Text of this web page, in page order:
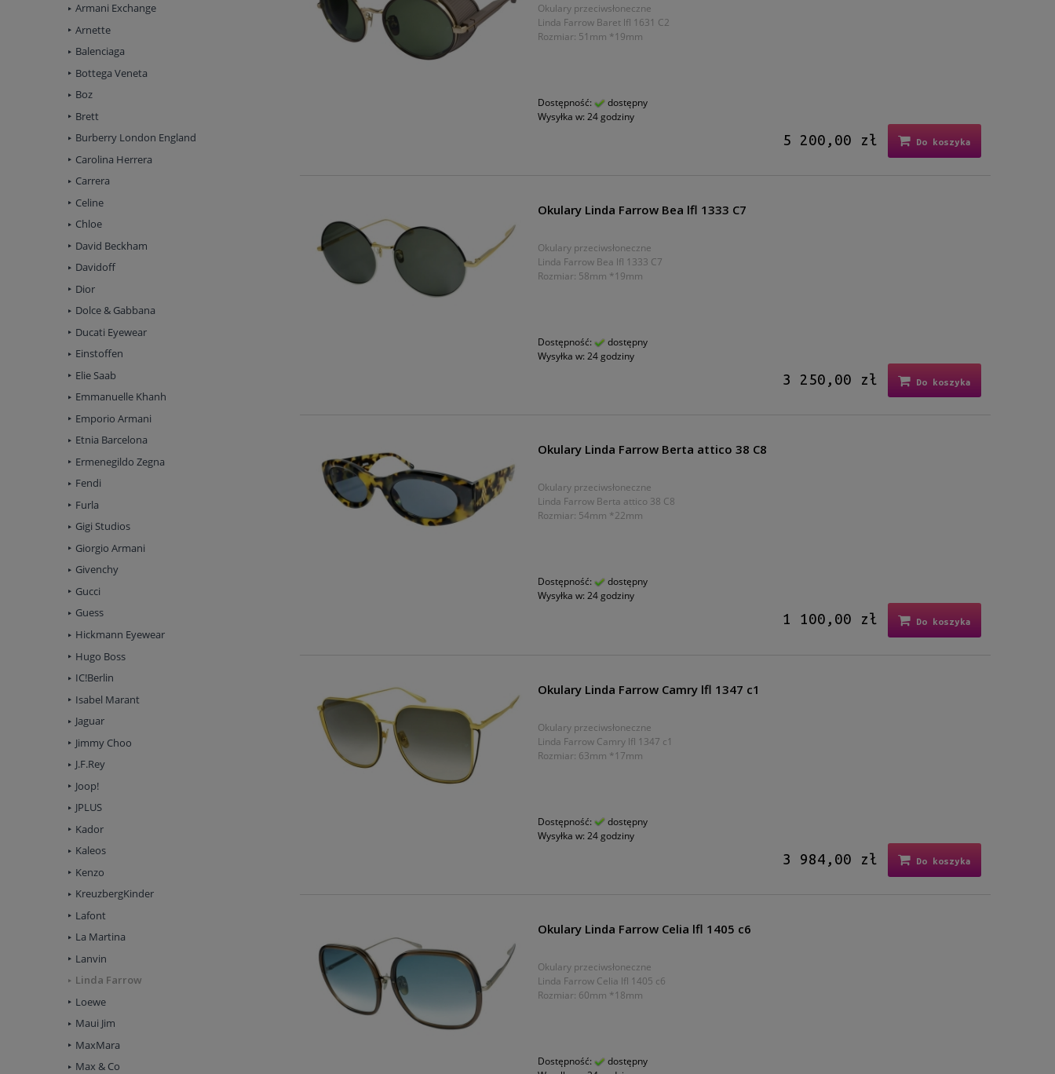
Armani Exchange
Arnette
Balenciaga
Bottega Veneta
Boz
Brett
Burberry London England
Carolina Herrera
Carrera
Celine
Chloe
David Beckham
Davidoff
Dior
Dolce & Gabbana
Ducati Eyewear
Einstoffen
Elie Saab
Emmanuelle Khanh
Emporio Armani
Etnia Barcelona
Ermenegildo Zegna
Fendi
Furla
Gigi Studios
Giorgio Armani
Givenchy
Gucci
Guess
Hickmann Eyewear
Hugo Boss
IC!Berlin
Isabel Marant
Jaguar
Jimmy Choo
J.F.Rey
Joop!
JPLUS
Kador
Kaleos
Kenzo
KreuzbergKinder
Lafont
La Martina
Lanvin
Linda Farrow
Loewe
Maui Jim
MaxMara
Max & Co
Okulary przeciwsłoneczne
Linda Farrow Baret lfl 1631 C2
Rozmiar: 51mm *19mm
Dostępność:
dostępny
Wysyłka w: 24 godziny
5 200,00 zł Do koszyka
Okulary Linda Farrow Bea lfl 1333 C7
Okulary przeciwsłoneczne
Linda Farrow Bea lfl 1333 C7
Rozmiar: 58mm *19mm
Dostępność:
dostępny
Wysyłka w: 24 godziny
3 250,00 zł Do koszyka
Okulary Linda Farrow Berta attico 38 C8
Okulary przeciwsłoneczne
Linda Farrow Berta attico 38 C8
Rozmiar: 54mm *22mm
Dostępność:
dostępny
Wysyłka w: 24 godziny
1 100,00 zł Do koszyka
Okulary Linda Farrow Camry lfl 1347 c1
Okulary przeciwsłoneczne
Linda Farrow Camry lfl 1347 c1
Rozmiar: 63mm *17mm
Dostępność:
dostępny
Wysyłka w: 24 godziny
3 984,00 zł Do koszyka
Okulary Linda Farrow Celia lfl 1405 c6
Okulary przeciwsłoneczne
Linda Farrow Celia lfl 1405 c6
Rozmiar: 60mm *18mm
Dostępność:
dostępny